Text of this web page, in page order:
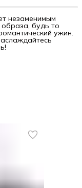
незаменимым
будь то
ужин.